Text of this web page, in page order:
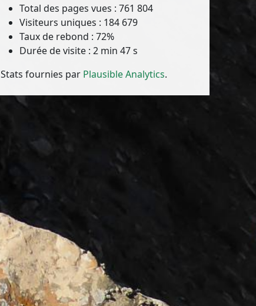
Total des pages vues : 761 804
Visiteurs uniques : 184 679
Taux de rebond : 72%
Durée de visite : 2 min 47 s
Stats fournies par Plausible Analytics.